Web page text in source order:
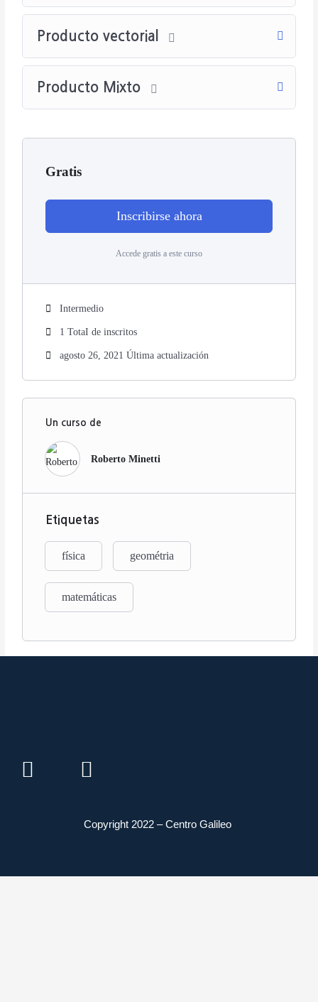
Producto vectorial
Producto Mixto
Gratis
Inscribirse ahora
Accede gratis a este curso
Intermedio
1 TotaI de inscritos
agosto 26, 2021 Última actualización
Un curso de
Roberto Minetti
Etiquetas
física geométria
matemáticas
Copyright 2022 – Centro Galileo